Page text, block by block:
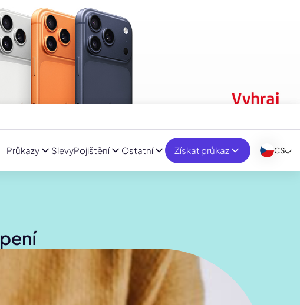
Průkazy SlevyPojištění Získat průkaz
Ostatní CS